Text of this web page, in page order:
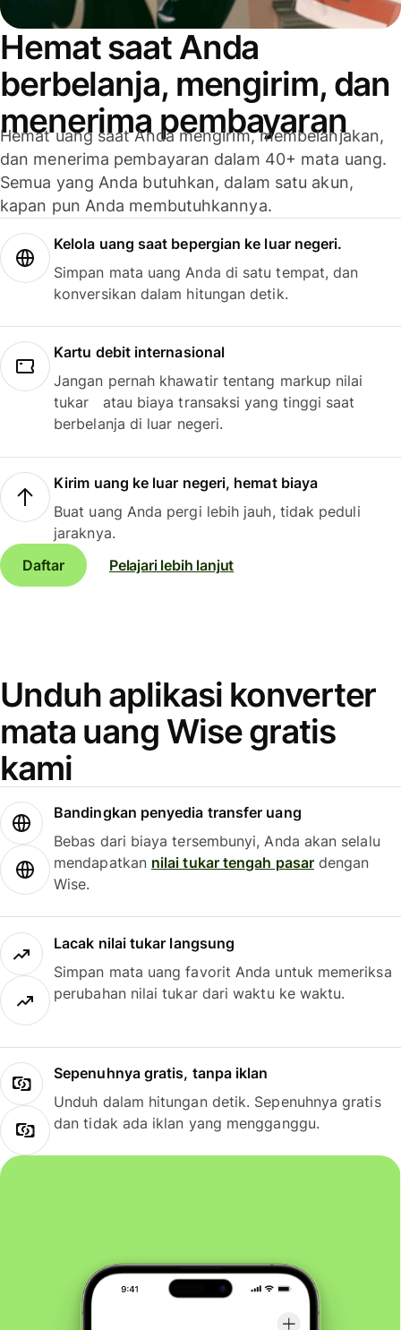
Hemat saat Anda
berbelanja, mengirim, dan
menerima pembayaran
Hemat uang saat Anda mengirim, membelanjakan,
dan menerima pembayaran dalam 40+ mata uang.
Semua yang Anda butuhkan, dalam satu akun,
kapan pun Anda membutuhkannya.
Kelola uang saat bepergian ke luar negeri.
Simpan mata uang Anda di satu tempat, dan
konversikan dalam hitungan detik.
Kartu debit internasional
Jangan pernah khawatir tentang markup nilai
tukar atau biaya transaksi yang tinggi saat
berbelanja di luar negeri.
Kirim uang ke luar negeri, hemat biaya
Buat uang Anda pergi lebih jauh, tidak peduli
jaraknya.
Daftar
Pelajari lebih lanjut
Unduh aplikasi konverter
mata uang Wise gratis
kami
Bandingkan penyedia transfer uang
Bebas dari biaya tersembunyi, Anda akan selalu
mendapatkan nilai tukar tengah pasardengan
Wise.
Lacak nilai tukar langsung
Simpan mata uang favorit Anda untuk memeriksa
perubahan nilai tukar dari waktu ke waktu.
Sepenuhnya gratis, tanpa iklan
Unduh dalam hitungan detik. Sepenuhnya gratis
dan tidak ada iklan yang mengganggu.